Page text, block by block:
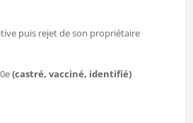
puis rejet de son propriétaire
(castré, vacciné, identifié)